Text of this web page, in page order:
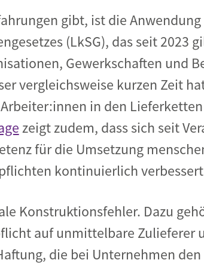
gibt, ist die
(LkSG), das seit 2023
Gewerkschaften und
vergleichsweise kurzen Zeit
in den
zeigt zudem, dass sich seit
für die Umsetzung
kontinuierlich
Konstruktionsfehler. Dazu
auf unmittelbare Zulieferer
die bei Unternehmen